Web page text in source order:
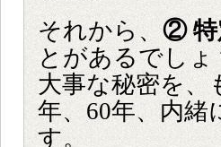
それから、 ② 特
とがあるでし
大事な秘密を、
年、60年、内
す。